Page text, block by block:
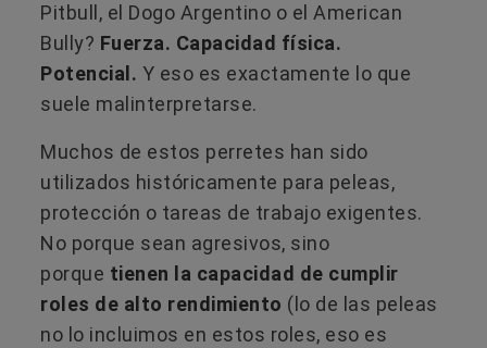
Pitbull, el Dogo Argentino o el American
Bully? Fuerza. Capacidad física.
Potencial. Y eso es exactamente lo que
suele malinterpretarse.
Muchos de estos perretes han sido
utilizados históricamente para peleas,
protección o tareas de trabajo exigentes.
No porque sean agresivos, sino
porque tienen la capacidad de cumplir
roles de alto rendimiento (lo de las peleas
no lo incluimos en estos roles, eso es